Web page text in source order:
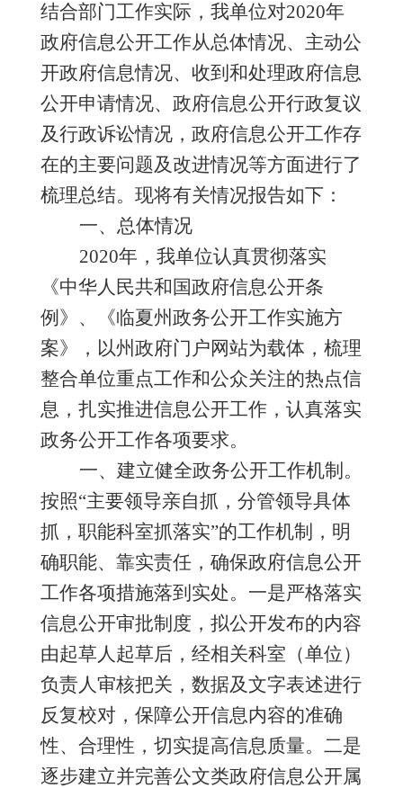
结合部门工作实际，我单位对2020年
政府信息公开工作从总体情况、主动公
开政府信息情况、收到和处理政府信息
公开申请情况、政府信息公开行政复议
及行政诉讼情况，政府信息公开工作存
在的主要问题及改进情况等方面进行了
梳理总结。现将有关情况报告如下：
一、总体情况
2020年，我单位认真贯彻落实
《中华人民共和国政府信息公开条
例》、《临夏州政务公开工作实施方
案》，以州政府门 户网站为载体，梳理
整合单位重点工作和公众关注的热点信
息 ，扎实推进信息公开工作，认真落实
政务公开工作各项要求。
一、 建立健全政务公开工作机制。
按照“主要领导亲自抓，分管领导具体
抓，职能科室抓落实”的工作机制，明
确职能、靠实责任，确保政府信息公开
工作各项措施落到实处。一是严格落实
信息公开审批制度，拟公开发布的内容
由起草人起草后，经相关科室（单位）
负责人审核把关，数据及文字表述进行
反复校对，保障公开信息内容的准确
性、合理性，切实提高信息质量。二是
逐步建立并完善公文类政府信息公开属